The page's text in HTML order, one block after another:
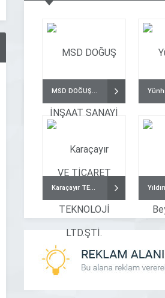
Ankara Kanopi
Firmamız Oğuz Demir Doğrama, 1990 Yılından
itibaren Demir Çelik sektöründe görev alan Nafiz
Oğuz tarafından kurulmuş olup Çelik Çatı,
Benzinlik Kanopi Sistemleri, Raylı Otomatik Demir
Kapı ve Demir Kamelya Sistemlerinin üretim ve
MSD DOĞUŞ İNŞAAT SANAYİ VE TİCARET LTD.ŞTİ.
Karaçayır TEKNOLOJİ